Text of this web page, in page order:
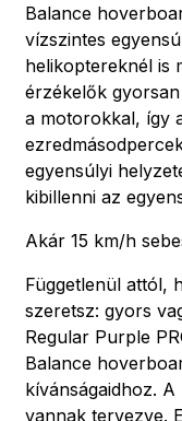
Balance
vízszintes
helikoptereknél is
érzékelők
a motorokkal, így
egyensúlyi
kibillenni az
Akár 15 km/h
Függetlenül attól,
szeretsz: gyors
Regular Purple
Balance
kívánságaidhoz.
vannak tervezve.